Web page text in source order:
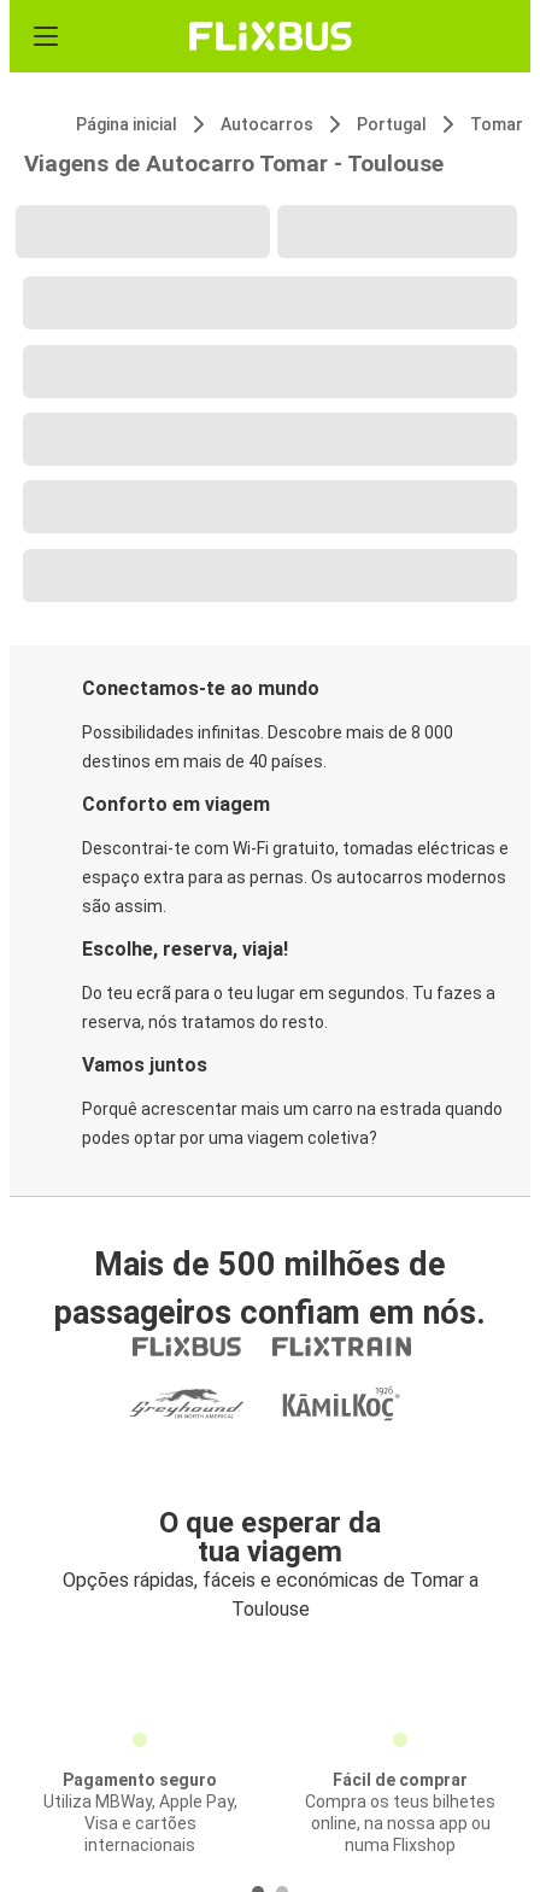
Página inicial Autocarros Portugal Tomar
Viagens de Autocarro Tomar - Toulouse
Conectamos-te ao mundo
Possibilidades infinitas. Descobre mais de 8 000
destinos em mais de 40 países.
Conforto em viagem
Descontrai-te com Wi-Fi gratuito, tomadas eléctricas e
espaço extra para as pernas. Os autocarros modernos
são assim.
Escolhe, reserva, viaja!
Do teu ecrã para o teu lugar em segundos. Tu fazes a
reserva, nós tratamos do resto.
Vamos juntos
Porquê acrescentar mais um carro na estrada quando
podes optar por uma viagem coletiva?
Mais de 500 milhões de
passageiros confiam em nós.
O que esperar da
tua viagem
Opções rápidas, fáceis e económicas de Tomar a
Toulouse
Pagamento seguro
Utiliza MBWay, Apple Pay,
Visa e cartões
internacionais
Fácil de comprar
Compra os teus bilhetes
online, na nossa app ou
numa Flixshop